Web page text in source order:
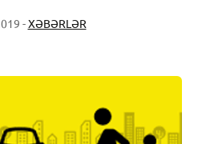
-XƏBƏRLƏR